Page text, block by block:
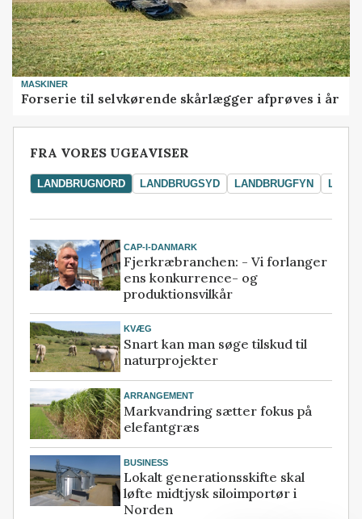
MASKINER
Forserie til selvkørende skårlægger afprøves i år
FRA VORES UGEAVISER
LANDBRUGNORD LANDBRUGSYD LANDBRUGFYN
CAP-I-DANMARK
Fjerkræbranchen: - Vi forlanger
ens konkurrence- og
produktionsvilkår
KVÆG
Snart kan man søge tilskud til
naturprojekter
ARRANGEMENT
Markvandring sætter fokus på
elefantgræs
BUSINESS
Lokalt generationsskifte skal
løfte midtjysk siloimportør i
Norden